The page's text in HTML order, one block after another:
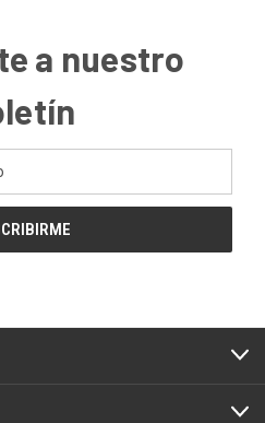
a nuestro